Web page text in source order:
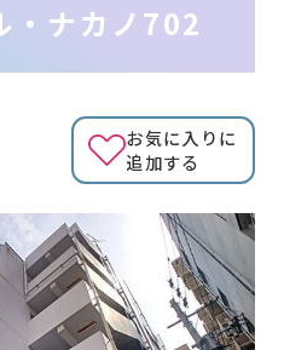
・ナカノ702
お気に入りに
追加する